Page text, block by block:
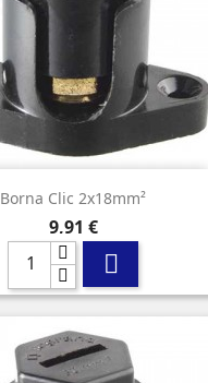
Borna Clic 2x18mm²
Precio
9,91 €
